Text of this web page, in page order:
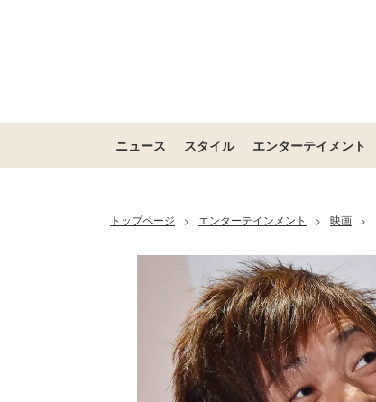
ニュース スタイル エンターテイメント
トップページ > エンターテインメント > 映画 >